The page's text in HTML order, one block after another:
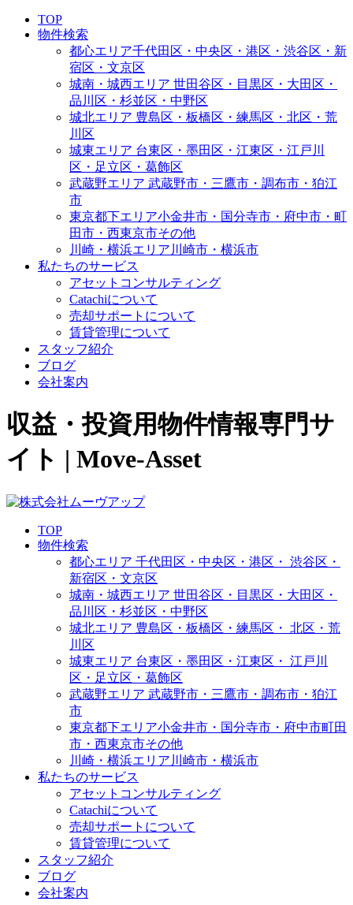
TOP
物件検索
都心エリア千代田区・中央区・港区・渋谷区・新
宿区・文京区
城南・城西エリア 世田谷区・目黒区・大田区・
品川区・杉並区・中野区
城北エリア 豊島区・板橋区・練馬区・北区・荒
川区
城東エリア 台東区・墨田区・江東区・江戸川
区・足立区・葛飾区
武蔵野エリア 武蔵野市・三鷹市・調布市・狛江
市
東京都下エリア小金井市・国分寺市・府中市・町
田市・西東京市その他
川崎・横浜エリア 川崎市・横浜市
私たちのサービス
アセットコンサルティング
Catachiについて
売却サポートについて
賃貸管理について
スタッフ紹介
ブログ
会社案内
収益・投資用物件情報専門サ
イト | Move-Asset
TOP
物件検索
都心エリア 千代田区・中央区・港区・ 渋谷区・
新宿区・文京区
城南・城西エリア 世田谷区・目黒区・大田区・
品川区・杉並区・中野区
城北エリア 豊島区・板橋区・練馬区・ 北区・荒
川区
城東エリア 台東区・墨田区・江東区・ 江戸川
区・足立区・葛飾区
武蔵野エリア 武蔵野市・三鷹市・調布市・ 狛江
市
東京都下エリア小金井市・国分寺市・府中市町田
市・西東京市その他
川崎・横浜エリア 川崎市・横浜市
私たちのサービス
アセットコンサルティング
Catachiについて
売却サポートについて
賃貸管理について
スタッフ紹介
ブログ
会社案内